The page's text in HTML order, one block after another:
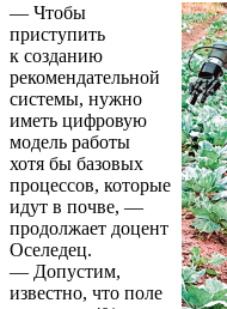
— Чтобы
приступить
к созданию
рекомендательной
системы, нужно
иметь цифровую
модель работы
хотя бы базовых
процессов, которые
идут в почве, —
продолжает доцент
Оселедец.
— Допустим,
известно, что поле